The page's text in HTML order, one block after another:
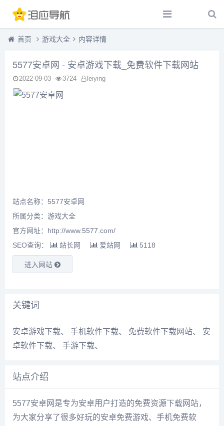
首页 游戏大全 内容详情
5577安卓网 - 安卓游戏下载_免费软件下载网站
2022-09-03 3724 leiying
站点名称：5577安卓网
所属分类： 游戏大全
官方网址：http://www.5577.com/
SEO查询：
站长网 爱站网 5118
进入网站
关键词
安卓游戏下载、 手机软件下载、 免费软件下载网站、 安
卓软件下载、 手游下载、
站点介绍
5577安卓网是专为安卓用户打造的免费资源下载网站，
为大家分享了很多好玩的安卓免费游戏、手机免费软